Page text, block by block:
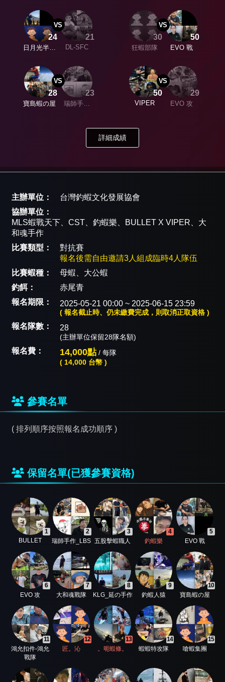
24
日月光半導
VS
21
DL-SFC
28
寶島蝦の屋
VS
23
瑞師手作
30
狂蝦部隊
VS
50
EVO 戰
50
VIPER
VS
29
EVO 攻
詳細成績
主辦單位：
台灣釣蝦文化發展協會
協辦單位：
MLS蝦戰天下、CST、釣蝦樂、BULLET X VIPER、大
和魂手作
比賽類型：
對抗賽
報名後需自由邀請3人組成臨時4人隊伍
比賽蝦種：
母蝦、大公蝦
釣餌：
赤尾青
報名期限：
2025-05-21 00:00 ~ 2025-06-15 23:59
( 報名截止時、仍未繳費完成，則取消正取資格 )
報名隊數： 28
(主辦單位保留28隊名額)
報名費： 14,000點/ 每隊
( 14,000 台幣 )
參賽名單
( 排列順序按照報名成功順序 )
保留名單(已獲參賽資格)
1
BULLET
2
瑞師手作_LBS
3
五股擊蝦職人
4
釣蝦樂
5
EVO 戰
6
EVO 攻
7
大和魂戰隊
8
KLG_延の手作
9
釣蝦人猿
10
寶島蝦の屋
11
鴻允扣件-鴻允
戰隊
12
匠。沁
13
。呃蝦條。
14
蝦蝦特攻隊
15
嗆蝦集團